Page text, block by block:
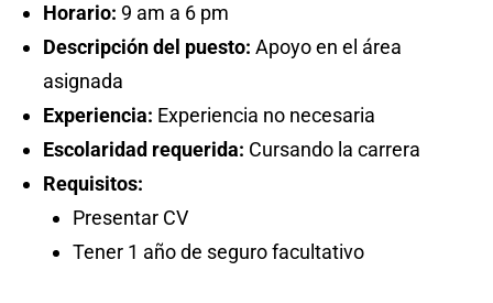
Horario: 9 am a 6 pm
Descripción del puesto: Apoyo en el área
asignada
Experiencia: Experiencia no necesaria
Escolaridad requerida: Cursando la carrera
Requisitos:
Presentar CV
Tener 1 año de seguro facultativo